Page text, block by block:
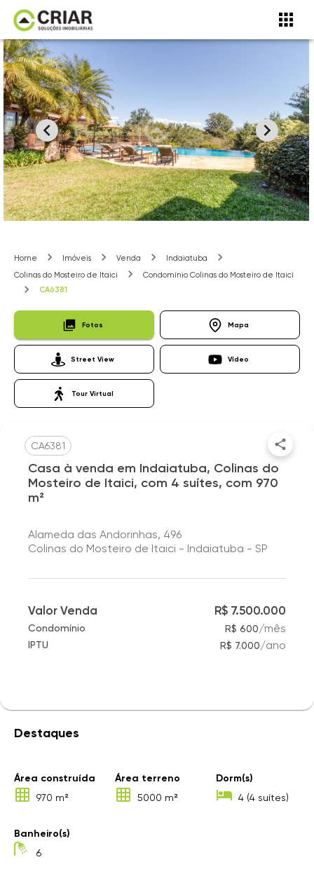
Home Imóveis Venda
Indaiatuba
Colinas do Mosteiro de Itaici
Condomínio Colinas do Mosteiro de Itaici
CA6381
Fotos Mapa
Street View Vídeo
Tour Virtual
CA6381
Casa à venda em Indaiatuba, Colinas do
Mosteiro de Itaici, com 4 suítes, com 970
m²
Alameda das Andorinhas, 496
Colinas do Mosteiro de Itaici - Indaiatuba - SP
Valor Venda R$ 7.500.000
Condomínio R$ 600/mês
IPTU R$ 7.000/ano
Destaques
Área construída
970 m²
Área terreno
5000 m²
Dorm(s)
4 (4 suítes)
Banheiro(s)
6